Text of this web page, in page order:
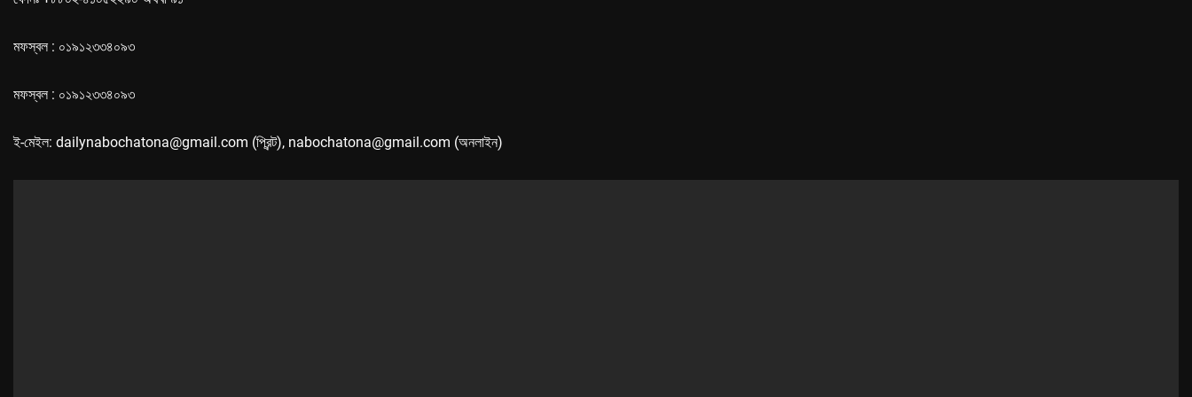
মফস্বল : ০১৯১২৩৩৪০৯৩
মফস্বল : ০১৯১২৩৩৪০৯৩
ই-মেইল: dailynabochatona@gmail.com (প্রিন্ট), nabochatona@gmail.com (অনলাইন)